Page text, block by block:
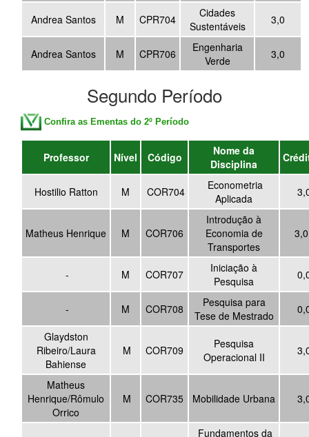
Andrea Santos M CPR704
Cidades
Sustentáveis
3,0
Andrea Santos M CPR706
Engenharia
Verde
3,0
Segundo Período
Confira as Ementas do 2º Período
Professor Nível Código
Nome da
Disciplina
Hostilio Ratton M COR704
Econometria
Aplicada
Matheus Henrique M COR706
Introdução à
Economia de
Transportes
- M COR707
Iniciação à
Pesquisa
- M COR708
Pesquisa para
Tese de Mestrado
Glaydston
Ribeiro/Laura
Bahiense
M COR709
Pesquisa
Operacional II
Matheus
Henrique/Rômulo
Orrico
M COR735 Mobilidade Urbana
Fundamentos da